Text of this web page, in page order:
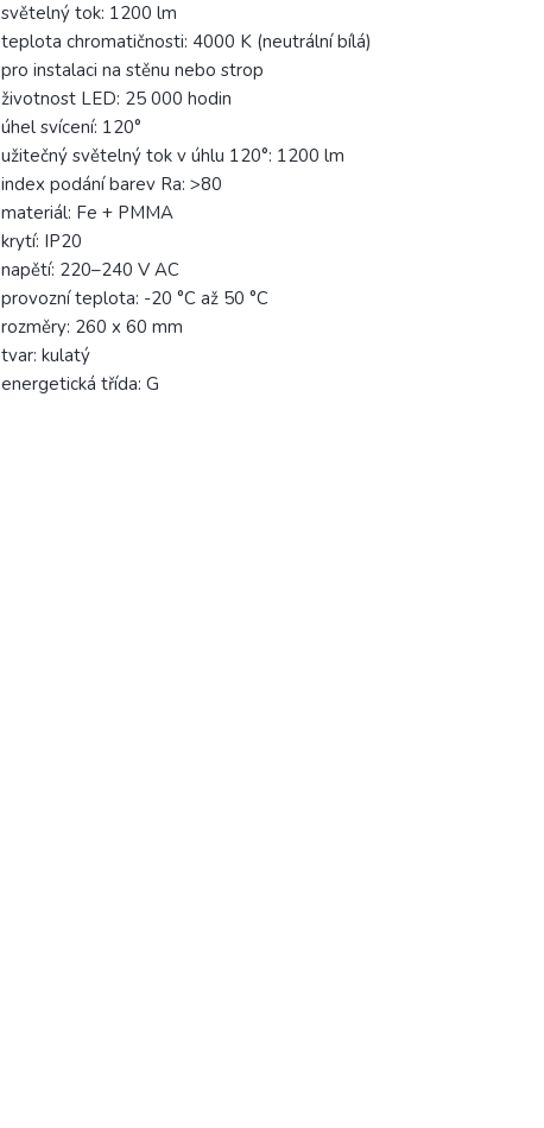
světelný tok: 1200 lm
teplota chromatičnosti: 4000 K (neutrální bílá)
pro instalaci na stěnu nebo strop
životnost LED: 25 000 hodin
úhel svícení: 120°
užitečný světelný tok v úhlu 120°: 1200 lm
index podání barev Ra: >80
materiál: Fe + PMMA
krytí: IP20
napětí: 220–240 V AC
provozní teplota: -20 °C až 50 °C
rozměry: 260 x 60 mm
tvar: kulatý
energetická třída: G